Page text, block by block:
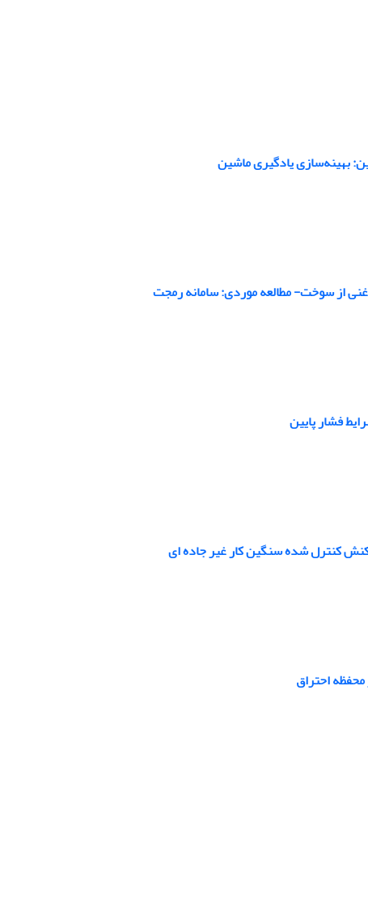
بهینه‌سازی یادگیری ماشین
از سوخت- مطالعه موردی: سامانه رمجت
فشار پایین
کنترل شده سنگین کار غیر جاده ای
احتراق